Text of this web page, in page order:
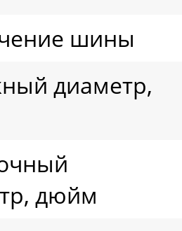
шины
диаметр,
дюйм